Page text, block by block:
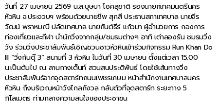
วันที่ 27 เมษายน 2569 น.ส.บุษบา โชคสุชาติ รองนายกเทศมนตรีนคร
หัวหิน จ.ประจวบฯ พร้อมด้วยนายชีพ สุกสี ประธานสภาเทศบาล นายจีร
วัฒน์ พราหมณี ปลัดเทศบาล นายกันต์ธีร์ แก้วมา ผู้อำนวยการ กองการ
ท่องเที่ยวและกีฬา นำนักวิ่งจากกลุ่ม/ชมรมต่างๆ อาทิ เต่าลองรัน ชมรมวิ่ง
วัง ร่วมวิ่งประชาสัมพันธ์เชิญชวนชาวหัวหินเข้าร่วมกิจกรรม Run Khan Do
III “วิ่งกันดุ๊ 3” สนามที่ 3 หัวหิน ในวันที่ 30 เมษายน ตั้งแต่เวลา 15.00
น.เป็นต้นไป ณ ลานกางเต็นท์ สวนสนประดิพันธ์ โดยใช้เส้นทางวิ่ง
ประชาสัมพันธ์จากจุดสตาร์ทถนนเพชรเกษม หน้าสำนักงานเทศบาลนคร
หัวหิน ถึงบริเวณหน้าวังไกลกังวล กลับตัวที่จุดสตาร์ท ระยะทาง 5
กิโลเมตร ท่ามกลางความสนใจของประชาชน